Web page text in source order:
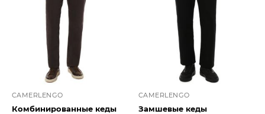
CAMERLENGO
Комбинированные кеды
CAMERLENGO
Замшевые кеды